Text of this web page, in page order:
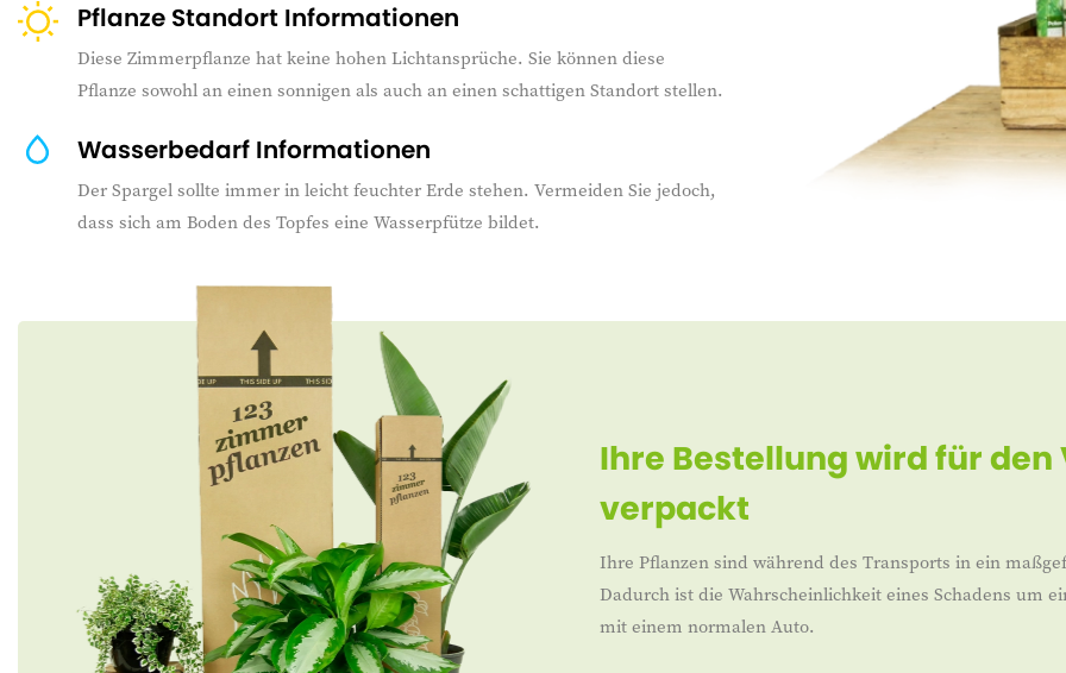
Pflanze Standort Informationen
Diese Zimmerpflanze hat keine hohen Lichtansprüche. Sie können diese
Pflanze sowohl an einen sonnigen als auch an einen schattigen Standort stellen.
Wasserbedarf Informationen
Der Spargel sollte immer in leicht feuchter Erde stehen. Vermeiden Sie jedoch,
dass sich am Boden des Topfes eine Wasserpfütze bildet.
Ihre Bestellung wird für
verpackt
Ihre Pflanzen sind während des Transports in ein
Dadurch ist die Wahrscheinlichkeit eines Schadens um
mit einem normalen Auto.